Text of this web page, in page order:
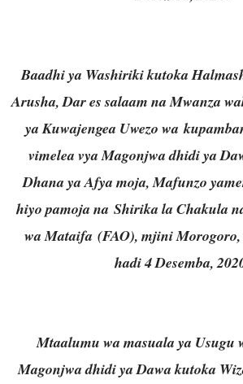
Baadhi ya Washiriki kutoka
Arusha, Dar es salaam na Mwanza
ya Kuwajengea Uwezo wa
vimelea vya Magonjwa dhidi ya
Dhana ya Afya moja, Mafunzo
hiyo pamoja na Shirika la Chakula
wa Mataifa (FAO), mjini Morogoro,
hadi 4 Desemba,
Mtaalumu wa masuala ya Usugu
Magonjwa dhidi ya Dawa kutoka